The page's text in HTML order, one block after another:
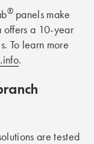
®panels make
offers a 10-year
To learn more
.
are tested